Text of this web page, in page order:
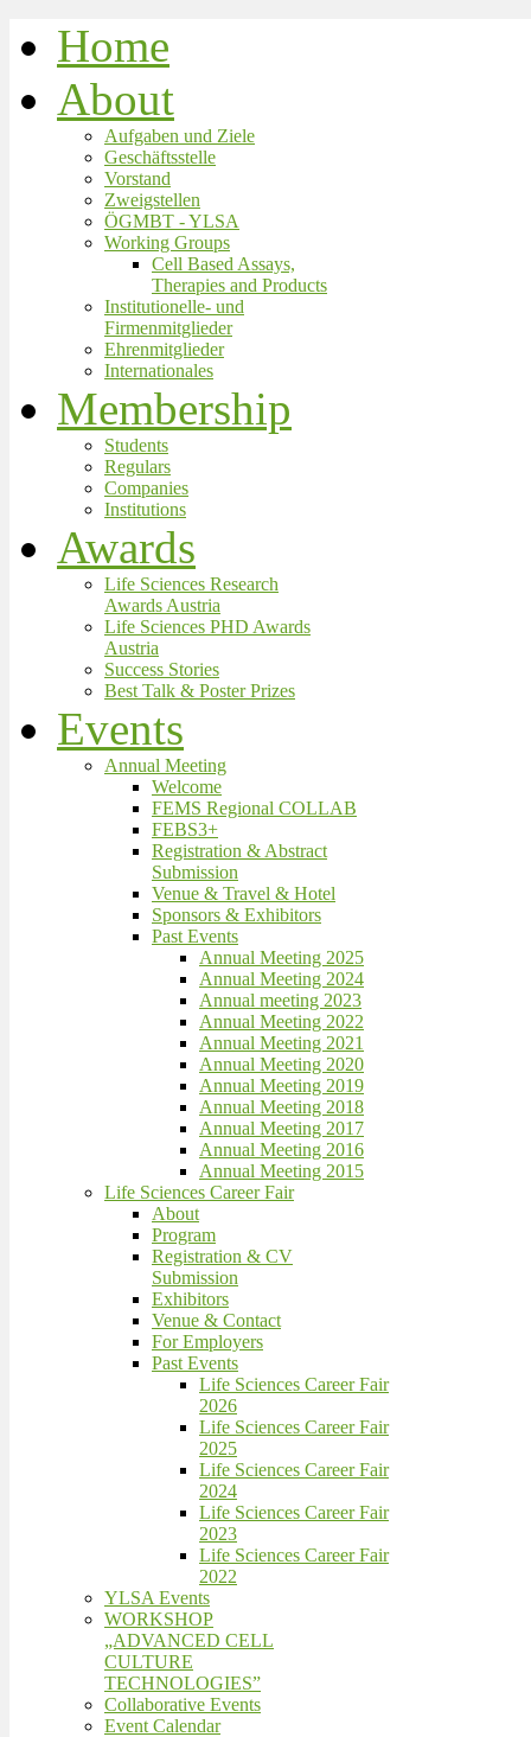
Home
About
Aufgaben und Ziele
Geschäftsstelle
Vorstand
Zweigstellen
ÖGMBT - YLSA
Working Groups
Cell Based Assays,
Therapies and Products
Institutionelle- und
Firmenmitglieder
Ehrenmitglieder
Internationales
Membership
Students
Regulars
Companies
Institutions
Awards
Life Sciences Research
Awards Austria
Life Sciences PHD Awards
Austria
Success Stories
Best Talk & Poster Prizes
Events
Annual Meeting
Welcome
FEMS Regional COLLAB
FEBS3+
Registration & Abstract
Submission
Venue & Travel & Hotel
Sponsors & Exhibitors
Past Events
Annual Meeting 2025
Annual Meeting 2024
Annual meeting 2023
Annual Meeting 2022
Annual Meeting 2021
Annual Meeting 2020
Annual Meeting 2019
Annual Meeting 2018
Annual Meeting 2017
Annual Meeting 2016
Annual Meeting 2015
Life Sciences Career Fair
About
Program
Registration & CV
Submission
Exhibitors
Venue & Contact
For Employers
Past Events
Life Sciences Career Fair
2026
Life Sciences Career Fair
2025
Life Sciences Career Fair
2024
Life Sciences Career Fair
2023
Life Sciences Career Fair
2022
YLSA Events
WORKSHOP
„ADVANCED CELL
CULTURE
TECHNOLOGIES”
Collaborative Events
Event Calendar